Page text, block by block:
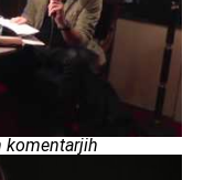
komentarjih